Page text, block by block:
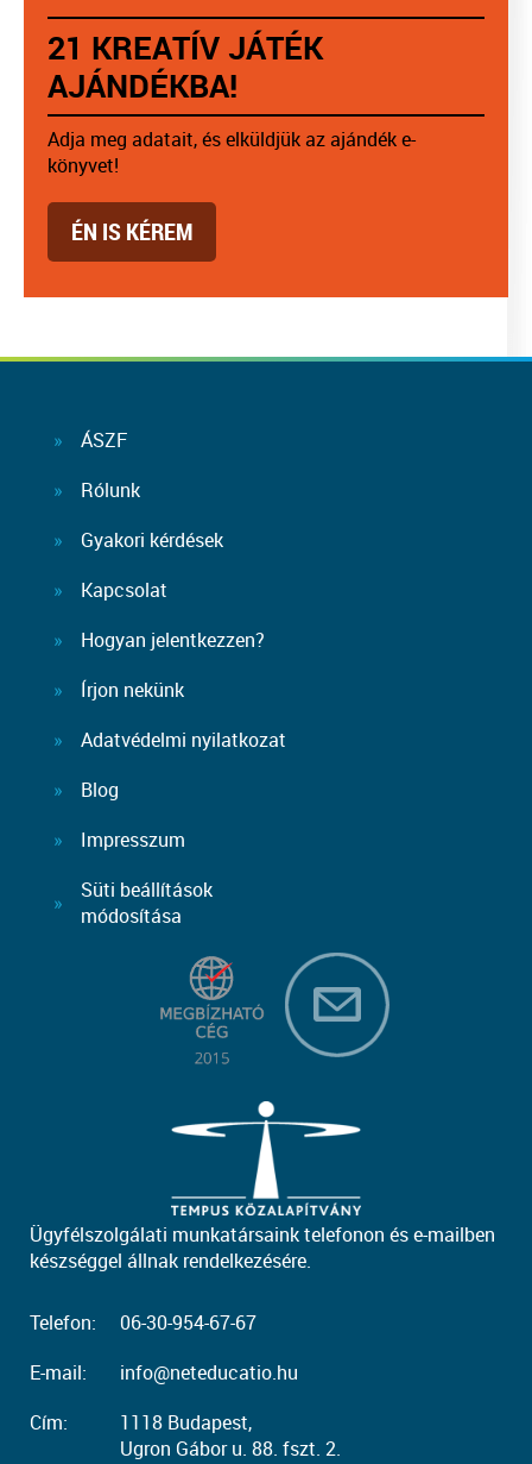
21 KREATÍV JÁTÉK
AJÁNDÉKBA!
Adja meg adatait, és elküldjük az ajándék e-
könyvet!
ÉN IS KÉREM
ÁSZF
Rólunk
Gyakori kérdések
Kapcsolat
Hogyan jelentkezzen?
Írjon nekünk
Adatvédelmi nyilatkozat
Blog
Impresszum
Süti beállítások
módosítása
Ügyfélszolgálati munkatársaink telefonon és e-mailben
készséggel állnak rendelkezésére.
Telefon:
06-30-954-67-67
E-mail:
info@neteducatio.hu
Cím:
1118 Budapest,
Ugron Gábor u. 88. fszt. 2.